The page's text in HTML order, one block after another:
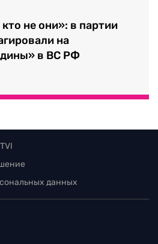
не они»: в партии
на
в ВС РФ
данных